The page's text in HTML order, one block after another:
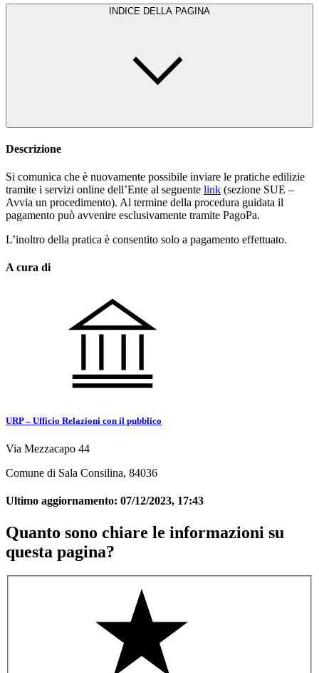
INDICE DELLA PAGINA
Descrizione
Si comunica che è nuovamente possibile inviare le pratiche edilizie
tramite i servizi online dell’Ente al seguente link (sezione SUE –
Avvia un procedimento). Al termine della procedura guidata il
pagamento può avvenire esclusivamente tramite PagoPa.
L’inoltro della pratica è consentito solo a pagamento effettuato.
A cura di
URP – Ufficio Relazioni con il pubblico
Via Mezzacapo 44
Comune di Sala Consilina, 84036
Ultimo aggiornamento: 07/12/2023, 17:43
Quanto sono chiare le informazioni su
questa pagina?